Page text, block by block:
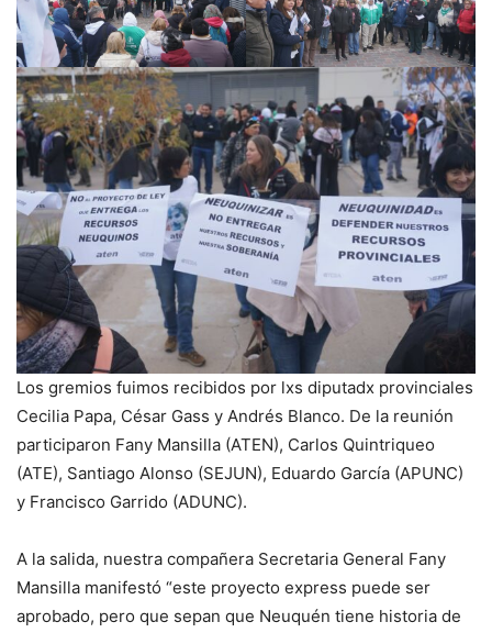
Los gremios fuimos recibidos por lxs diputadx provinciales
Cecilia Papa, César Gass y Andrés Blanco. De la reunión
participaron Fany Mansilla (ATEN), Carlos Quintriqueo
(ATE), Santiago Alonso (SEJUN), Eduardo García (APUNC)
y Francisco Garrido (ADUNC).
A la salida, nuestra compañera Secretaria General Fany
Mansilla manifestó “este proyecto express puede ser
aprobado, pero que sepan que Neuquén tiene historia de